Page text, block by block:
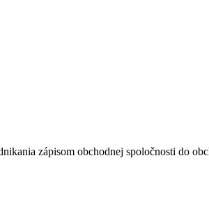
zápisom obchodnej spoločnosti do